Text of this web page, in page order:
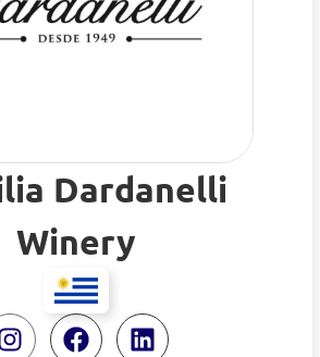
Dardanelli
Winery